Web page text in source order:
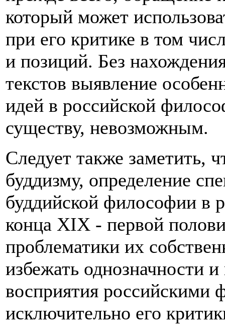
который может
при его критике в том
и позиций. Без
текстов выявление
идей в российской
существу, невозможным.
Следует также заметить,
буддизму, определение
буддийской философии в
конца XIX - первой
проблематики их
избежать однозначности
восприятия российскими
исключительно его